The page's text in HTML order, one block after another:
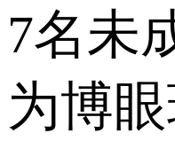
7名未
为博